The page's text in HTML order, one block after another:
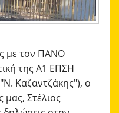
με τον ΠΑΝΟ
της Α1 ΕΠΣΗ
Καζαντζάκης"), ο
Στέλιος